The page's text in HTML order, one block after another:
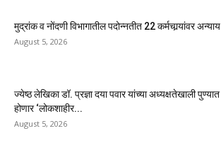
मुद्रांक व नोंदणी विभागातील पदोन्नतीत 22 कर्मचार्‍यांवर अन्याय
August 5, 2026
ज्येष्ठ लेखिका डॉ. प्रज्ञा दया पवार यांच्या अध्यक्षतेखाली पुण्यात
होणार ‘लोकशाहीर...
August 5, 2026